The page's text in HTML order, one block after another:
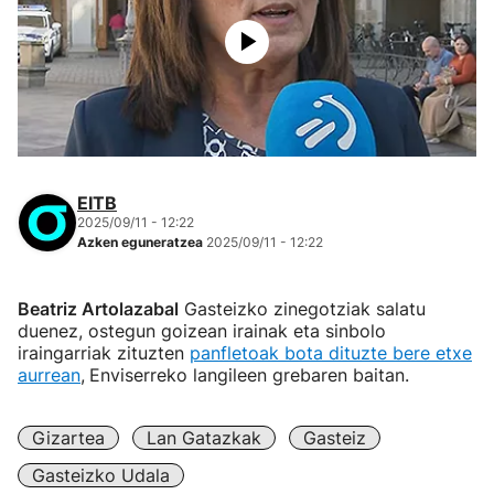
EITB
2025/09/11 - 12:22
Azken eguneratzea 2025/09/11 - 12:22
Beatriz Artolazabal Gasteizko zinegotziak salatu
duenez, ostegun goizean irainak eta sinbolo
iraingarriak zituzten panfletoak bota dituzte bere etxe
aurrean, Enviserreko langileen grebaren baitan.
Gizartea Lan Gatazkak
Gasteiz
Gasteizko Udala